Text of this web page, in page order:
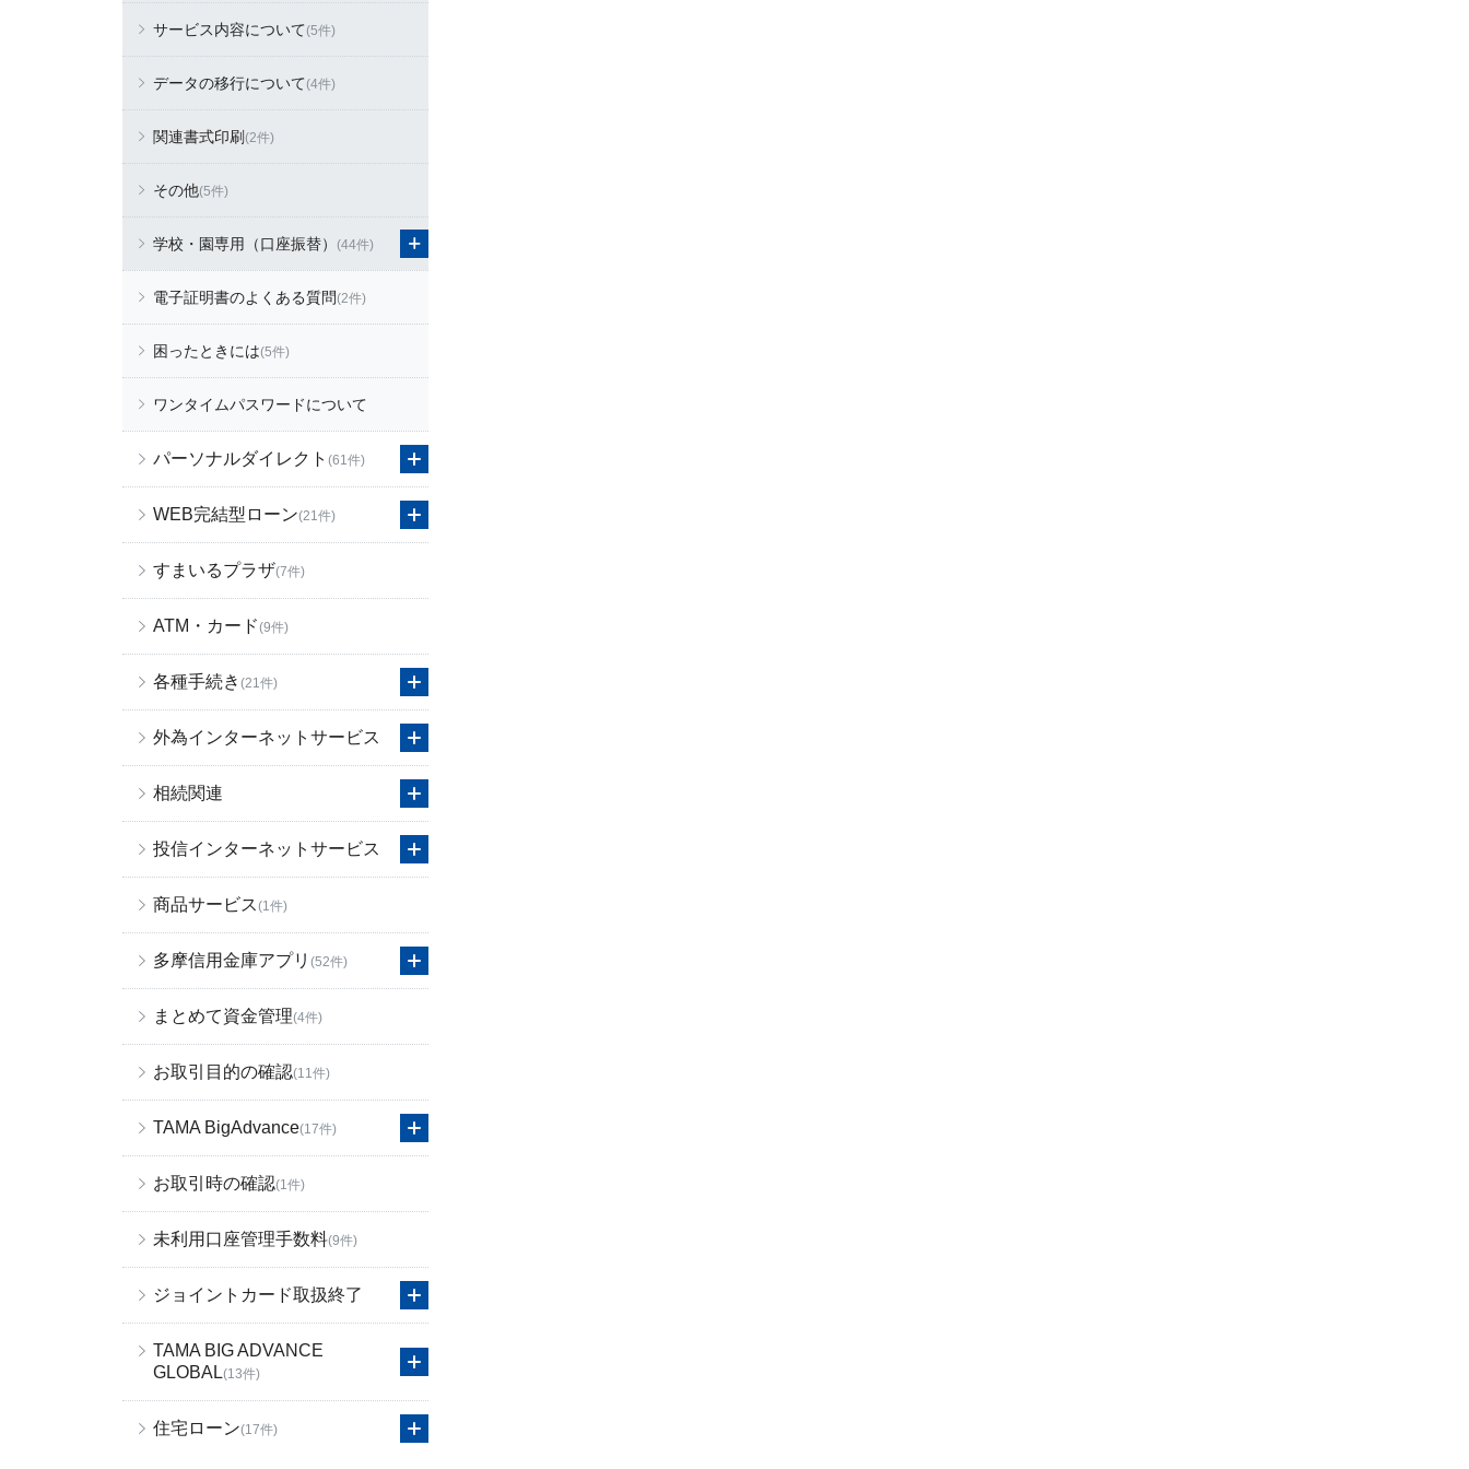
サービス内容について(5件)
データの移行について(4件)
関連書式印刷 (2件)
その他(5件)
学校・園専用（口座振替） (44件)
電子証明書のよくある質問(2件)
困ったときには(5件)
ワンタイムパスワードについて
パーソナルダイレクト (61件)
WEB完結型ローン(21件)
すまいるプラザ(7件)
ATM・カード(9件)
各種手続き (21件)
外為インターネットサービス
相続関連
投信インターネットサービス
商品サービス(1件)
多摩信用金庫アプリ (52件)
まとめて資金管理(4件)
お取引目的の確認(11件)
TAMA BigAdvance(17件)
お取引時の確認(1件)
未利用口座管理手数料(9件)
ジョイントカード取扱終了
TAMA BIG ADVANCE
GLOBAL(13件)
住宅ローン(17件)